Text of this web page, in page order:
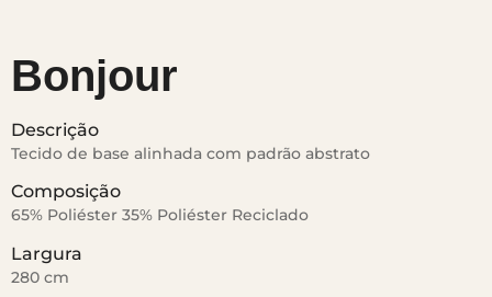
Bonjour
Descrição
Tecido de base alinhada com padrão abstrato
Composição
65% Poliéster 35% Poliéster Reciclado
Largura
280 cm